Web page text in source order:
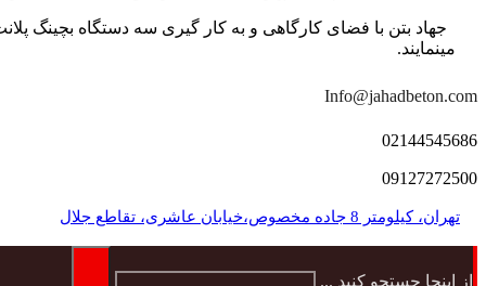
مینمایند.
Info@jahadbeton.com
02144545686
09127272500
تهران، کیلومتر 8 جاده مخصوص،خیابان عاشری، تقاطع جلال
از اینجا جستجو کنید ...